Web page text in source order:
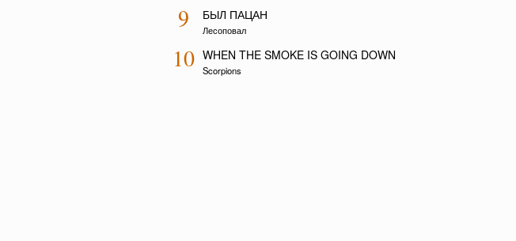
9 БЫЛ ПАЦАН
Лесоповал
10 WHEN THE SMOKE IS GOING DOWN
Scorpions